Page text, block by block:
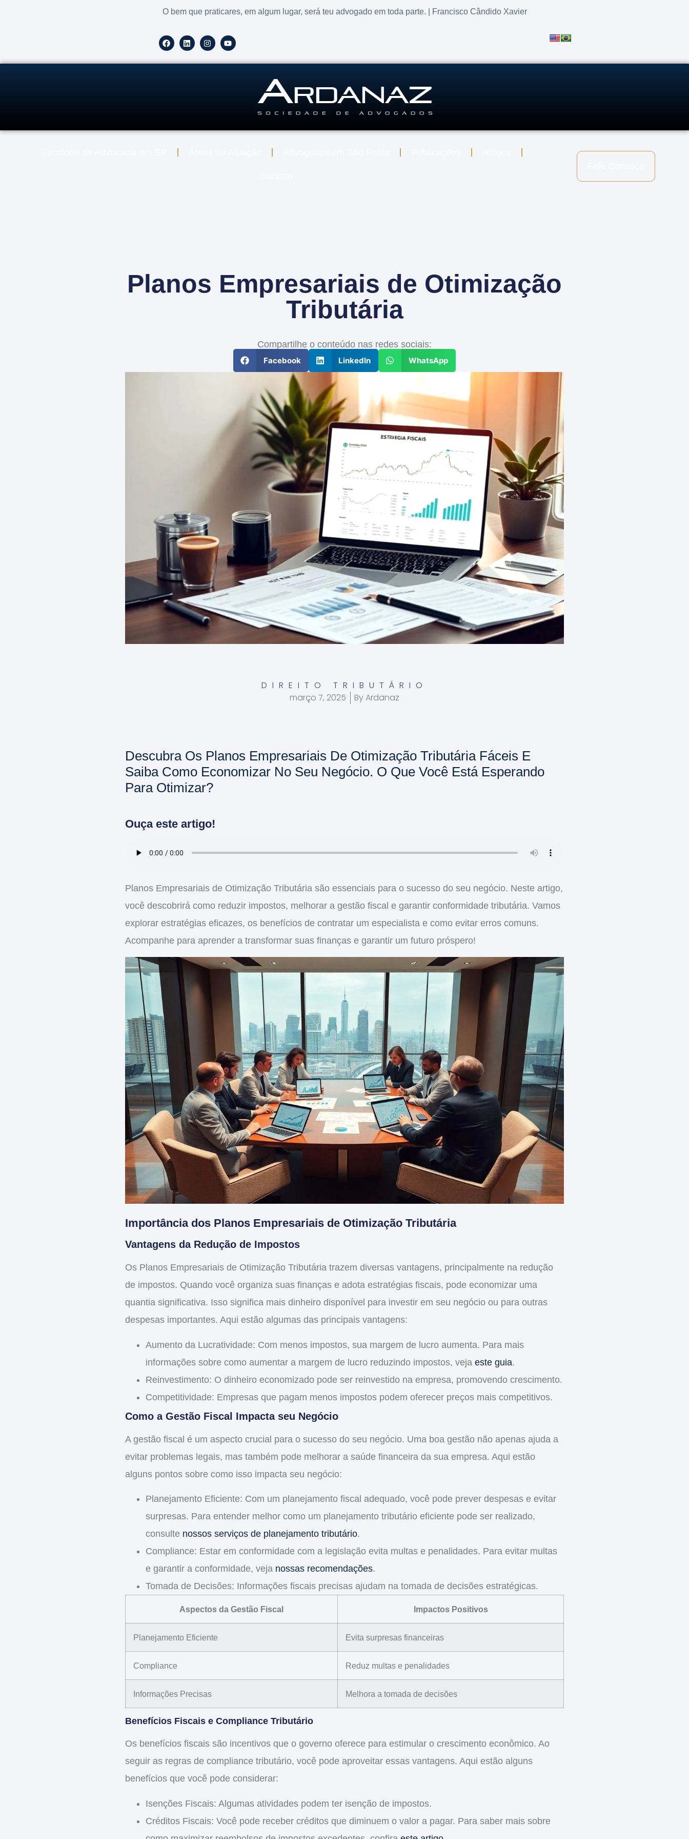
O bem que praticares, em algum lugar, será teu advogado em toda parte. | Francisco Cândido Xavier
Planos Empresariais de Otimização
Tributária
Compartilhe o conteúdo nas redes sociais:
Facebook LinkedIn WhatsApp
DIREITO TRIBUTÁRIO
março 7, 2025
ByArdanaz
Descubra Os Planos Empresariais De Otimização Tributária Fáceis E
Saiba Como Economizar No Seu Negócio. O Que Você Está Esperando
Para Otimizar?
Ouça este artigo!
Planos Empresariais de Otimização Tributária são essenciais para o sucesso do seu negócio. Neste artigo,
você descobrirá como reduzir impostos, melhorar a gestão fiscal e garantir conformidade tributária. Vamos
explorar estratégias eficazes, os benefícios de contratar um especialista e como evitar erros comuns.
Acompanhe para aprender a transformar suas finanças e garantir um futuro próspero!
Importância dos Planos Empresariais de Otimização Tributária
Vantagens da Redução de Impostos
Os Planos Empresariais de Otimização Tributária trazem diversas vantagens, principalmente na redução
de impostos. Quando você organiza suas finanças e adota estratégias fiscais, pode economizar uma
quantia significativa. Isso significa mais dinheiro disponível para investir em seu negócio ou para outras
despesas importantes. Aqui estão algumas das principais vantagens:
Aumento da Lucratividade: Com menos impostos, sua margem de lucro aumenta. Para mais
informações sobre como aumentar a margem de lucro reduzindo impostos, veja este guia.
Reinvestimento: O dinheiro economizado pode ser reinvestido na empresa, promovendo crescimento.
Competitividade: Empresas que pagam menos impostos podem oferecer preços mais competitivos.
Como a Gestão Fiscal Impacta seu Negócio
A gestão fiscal é um aspecto crucial para o sucesso do seu negócio. Uma boa gestão não apenas ajuda a
evitar problemas legais, mas também pode melhorar a saúde financeira da sua empresa. Aqui estão
alguns pontos sobre como isso impacta seu negócio:
Planejamento Eficiente: Com um planejamento fiscal adequado, você pode prever despesas e evitar
surpresas. Para entender melhor como um planejamento tributário eficiente pode ser realizado,
consulte nossos serviços de planejamento tributário.
Compliance: Estar em conformidade com a legislação evita multas e penalidades. Para evitar multas
e garantir a conformidade, veja nossas recomendações.
Tomada de Decisões: Informações fiscais precisas ajudam na tomada de decisões estratégicas.
Aspectos da Gestão Fiscal Impactos Positivos
Planejamento Eficiente Evita surpresas financeiras
Compliance Reduz multas e penalidades
Informações Precisas Melhora a tomada de decisões
Benefícios Fiscais e Compliance Tributário
Os benefícios fiscais são incentivos que o governo oferece para estimular o crescimento econômico. Ao
seguir as regras de compliance tributário, você pode aproveitar essas vantagens. Aqui estão alguns
benefícios que você pode considerar:
Isenções Fiscais: Algumas atividades podem ter isenção de impostos.
Créditos Fiscais: Você pode receber créditos que diminuem o valor a pagar. Para saber mais sobre